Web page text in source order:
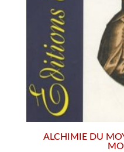
ALCHIMIE DU